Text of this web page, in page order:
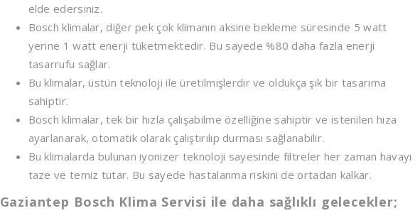
elde edersiniz.
Bosch klimalar, diğer pek çok klimanın aksine bekleme süresinde 5 watt
yerine 1 watt enerji tüketmektedir. Bu sayede %80 daha fazla enerji
tasarrufu sağlar.
Bu klimalar, üstün teknoloji ile üretilmişlerdir ve oldukça şık bir tasarıma
sahiptir.
Bosch klimalar, tek bir hızla çalışabilme özelliğine sahiptir ve istenilen hıza
ayarlanarak, otomatik olarak çalıştırılıp durması sağlanabilir.
Bu klimalarda bulunan iyonizer teknoloji sayesinde filtreler her zaman havayı
taze ve temiz tutar. Bu sayede hastalanma riskini de ortadan kalkar.
Gaziantep Bosch Klima Servisi ile daha sağlıklı gelecekler;